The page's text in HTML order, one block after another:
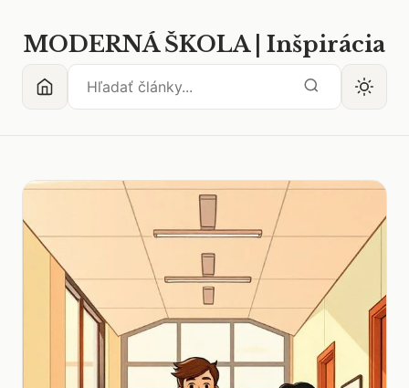
MODERNÁ ŠKOLA | Inšpirácia